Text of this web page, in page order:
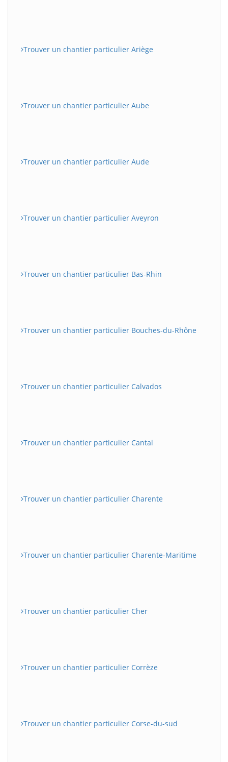
Trouver un chantier particulier Ariège
Trouver un chantier particulier Aube
Trouver un chantier particulier Aude
Trouver un chantier particulier Aveyron
Trouver un chantier particulier Bas-Rhin
Trouver un chantier particulier Bouches-du-Rhône
Trouver un chantier particulier Calvados
Trouver un chantier particulier Cantal
Trouver un chantier particulier Charente
Trouver un chantier particulier Charente-Maritime
Trouver un chantier particulier Cher
Trouver un chantier particulier Corrèze
Trouver un chantier particulier Corse-du-sud